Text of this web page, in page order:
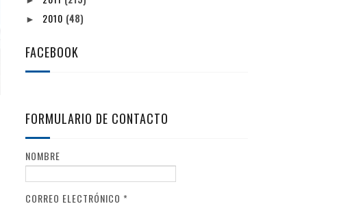
► 2010 (48)
FACEBOOK
FORMULARIO DE CONTACTO
NOMBRE
CORREO ELECTRÓNICO *